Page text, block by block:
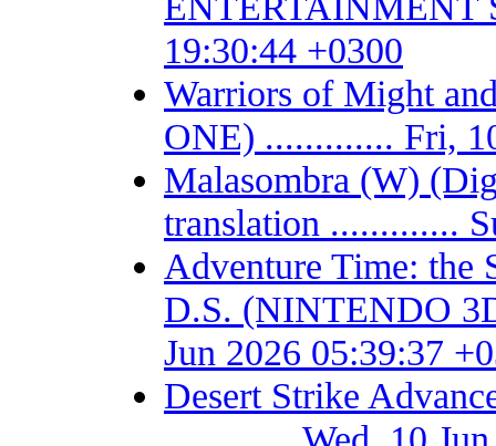
19:30:44 +0300
Warriors of Might
ONE) ............. Fri,
Malasombra (W)
translation .............
Adventure Time: the
D.S. (NINTENDO
Jun 2026 05:39:37
Desert Strike